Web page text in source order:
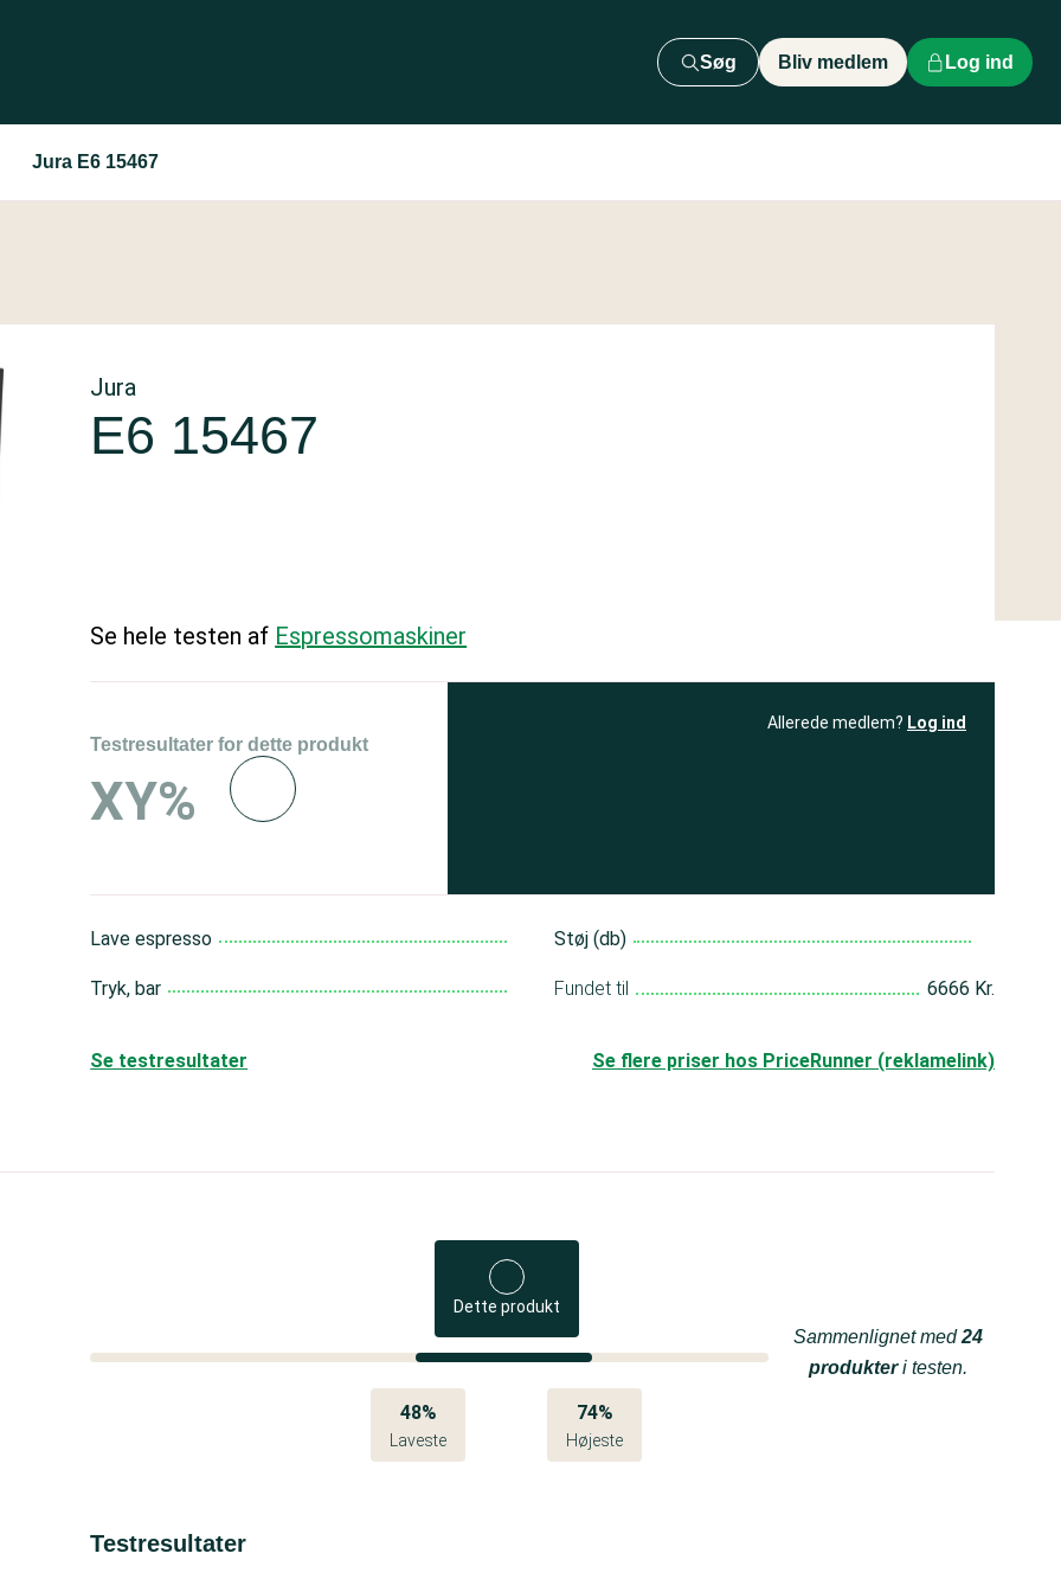
Søg Bliv medlem Log ind
Jura E6 15467
Jura
E6 15467
Se hele testen af Espressomaskiner
Testresultater for dette produkt
XY%
Allerede medlem? Log ind
Lave espresso
Tryk, bar
Støj (db)
Fundet til 6666 Kr.
Se flere priser hos PriceRunner (reklamelink)
Se testresultater
Dette produkt
48%
Laveste
74%
Højeste
Sammenlignet med24
produkteri testen.
Testresultater